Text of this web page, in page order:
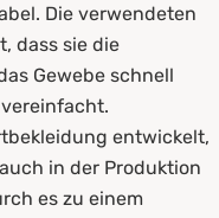
Die verwendeten
dass sie die
Gewebe schnell
entwickelt,
in der Produktion
es zu einem